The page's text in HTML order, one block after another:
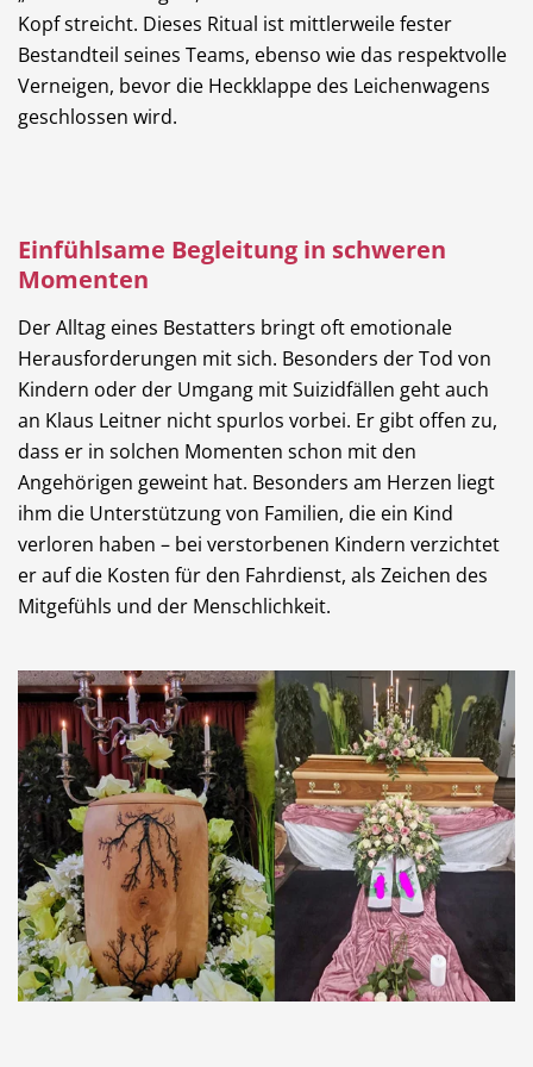
Kopf streicht. Dieses Ritual ist mittlerweile fester
Bestandteil seines Teams, ebenso wie das respektvolle
Verneigen, bevor die Heckklappe des Leichenwagens
geschlossen wird.
Einfühlsame Begleitung in schweren
Momenten
Der Alltag eines Bestatters bringt oft emotionale
Herausforderungen mit sich. Besonders der Tod von
Kindern oder der Umgang mit Suizidfällen geht auch
an Klaus Leitner nicht spurlos vorbei. Er gibt offen zu,
dass er in solchen Momenten schon mit den
Angehörigen geweint hat. Besonders am Herzen liegt
ihm die Unterstützung von Familien, die ein Kind
verloren haben – bei verstorbenen Kindern verzichtet
er auf die Kosten für den Fahrdienst, als Zeichen des
Mitgefühls und der Menschlichkeit.